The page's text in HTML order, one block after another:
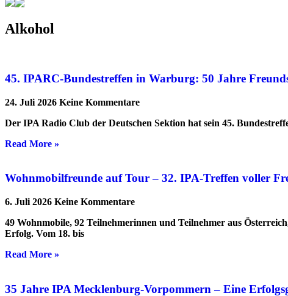
Alkohol
45. IPARC-Bundestreffen in Warburg: 50 Jahre
24. Juli 2026 Keine Kommentare
Der IPA Radio Club der Deutschen Sektion hat sein 45.
Read More »
Wohnmobilfreunde auf Tour – 32. IPA-Treffen voller
6. Juli 2026 Keine Kommentare
49 Wohnmobile, 92 Teilnehmerinnen und Teilnehmer aus
Erfolg. Vom 18. bis
Read More »
35 Jahre IPA Mecklenburg-Vorpommern – Eine